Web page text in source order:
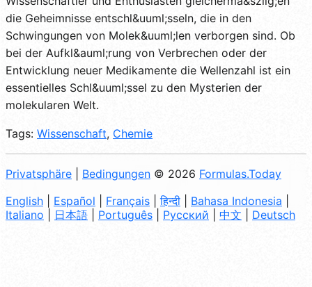
die Geheimnisse entschl&uuml;sseln, die in den
Schwingungen von Molek&uuml;len verborgen sind. Ob
bei der Aufkl&auml;rung von Verbrechen oder der
Entwicklung neuer Medikamente die Wellenzahl ist ein
essentielles Schl&uuml;ssel zu den Mysterien der
molekularen Welt.
Tags: Wissenschaft, Chemie
Privatsphäre Bedingungen © 2026 Formulas.Today
English
Español Français |हिन्दी Bahasa Indonesia
Italiano
日本語 Português Русский 中文 Deutsch